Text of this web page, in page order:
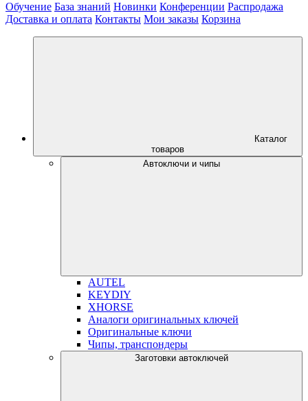
Обучение База знаний Новинки Конференции Распродажа
Доставка и оплата Контакты Мои заказы Корзина
Каталог
товаров
Автоключи и чипы
AUTEL
KEYDIY
XHORSE
Аналоги оригинальных ключей
Оригинальные ключи
Чипы, транспондеры
Заготовки автоключей